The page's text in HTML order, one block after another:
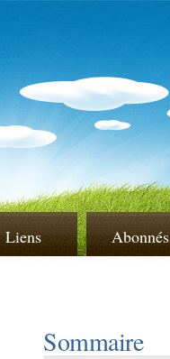
Liens Abonnés
Sommaire